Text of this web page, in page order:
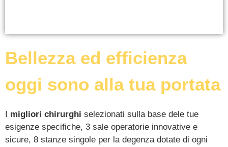
Bellezza ed efficienza
oggi sono alla tua portata
I migliori chirurghi selezionati sulla base dele tue
esigenze specifiche, 3 sale operatorie innovative e
sicure, 8 stanze singole per la degenza dotate di ogni